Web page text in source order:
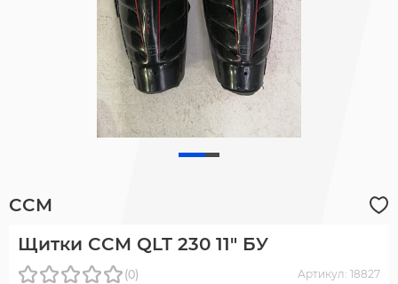
CCM
Щитки CCM QLT 230 11" БУ
(0) Артикул: 18827